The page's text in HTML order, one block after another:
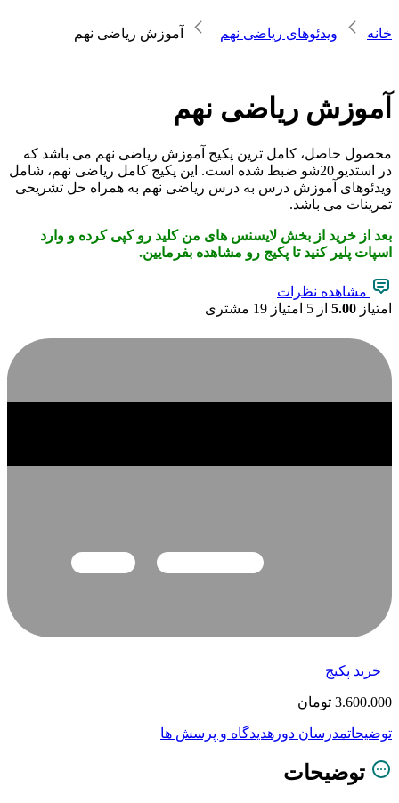
خانه ویدئوهای ریاضی نهم آموزش ریاضی نهم
آموزش ریاضی نهم
محصول حاصل، کامل ترین پکیج آموزش ریاضی نهم می باشد که
در استدیو 20شو ضبط شده است. این پکیج کامل ریاضی نهم، شامل
ویدئوهای آموزش درس به درس ریاضی نهم به همراه حل تشریحی
تمرینات می باشد.
بعد از خرید از بخش لایسنس های من کلید رو کپی کرده و وارد
اسپات پلیر کنید تا پکیج رو مشاهده بفرمایین.
مشاهده نظرات
امتیاز 5.00 از 5 امتیاز 19 مشتری
خرید پکیج
3.600.000 تومان
توضیحاتمدرسان دورهدیدگاه و پرسش ها
توضیحات